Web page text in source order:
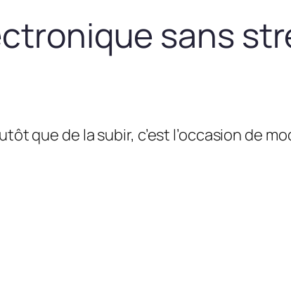
sans
que de la subir, c’est l’occasion de